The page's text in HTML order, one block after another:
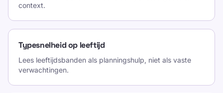
context.
Typesnelheid op leeftijd
Lees leeftijdsbanden als planningshulp, niet als vaste
verwachtingen.